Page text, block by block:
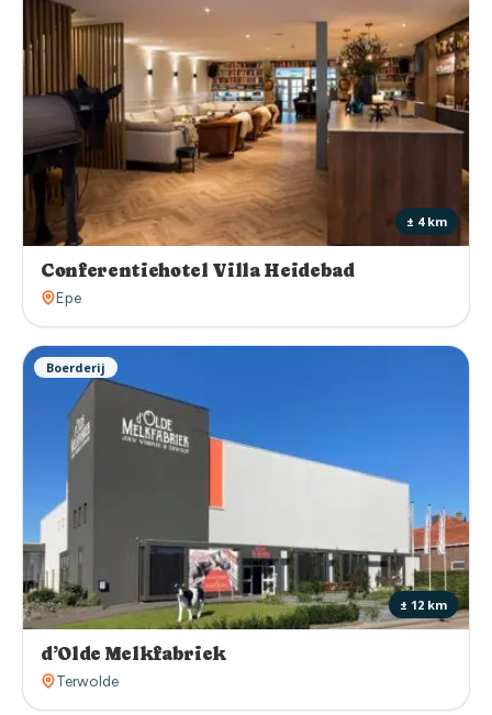
± 4 km
Conferentiehotel Villa Heidebad
Epe
Boerderij
± 12 km
d’Olde Melkfabriek
Terwolde